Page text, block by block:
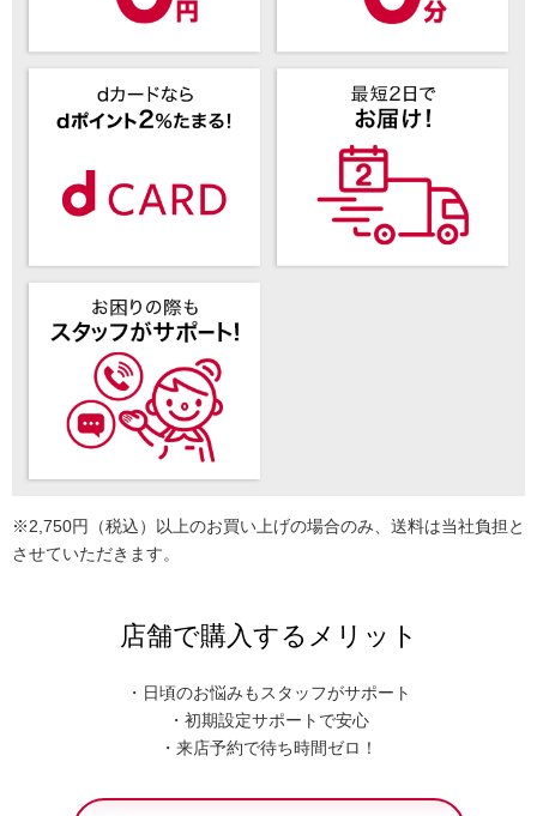
※2,750円（税込）以上のお買い上げの場合のみ、送料は当社負担と
させていただきます。
店舗で購入するメリット
・日頃のお悩みもスタッフがサポート
・初期設定サポートで安心
・来店予約で待ち時間ゼロ！